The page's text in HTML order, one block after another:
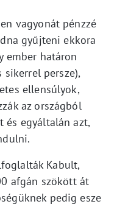
vagyonát pénzzé
gyűjteni ekkora
ember határon
sikerrel persze),
ellensúlyok,
az országból
és egyáltalán azt,
Kabult,
afgán szökött át
pedig esze